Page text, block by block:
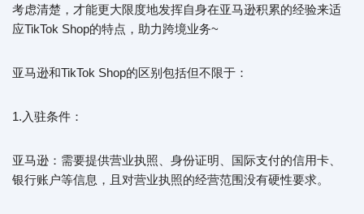
考虑清楚，才能更大限度地发挥自身在亚马逊积累的经验来适
应TikTok Shop的特点，助力跨境业务~
亚马逊和TikTok Shop的区别包括但不限于：
1.入驻条件：
亚马逊：需要提供营业执照、身份证明、国际支付的信用卡、
银行账户等信息，且对营业执照的经营范围没有硬性要求。